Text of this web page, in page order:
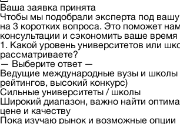
Ваша заявка принята
Чтобы мы подобрали эксперта под вашу
на 3 коротких вопроса. Это поможет
консультации и сэкономить ваше
1. Какой уровень университетов или
рассматриваете?
— Выберите ответ —
Ведущие международные вузы и школы
рейтингов, высокий конкурс)
Сильные университеты / школы
Широкий диапазон, важно найти
цене и качеству
Пока изучаю рынок и возможные опции